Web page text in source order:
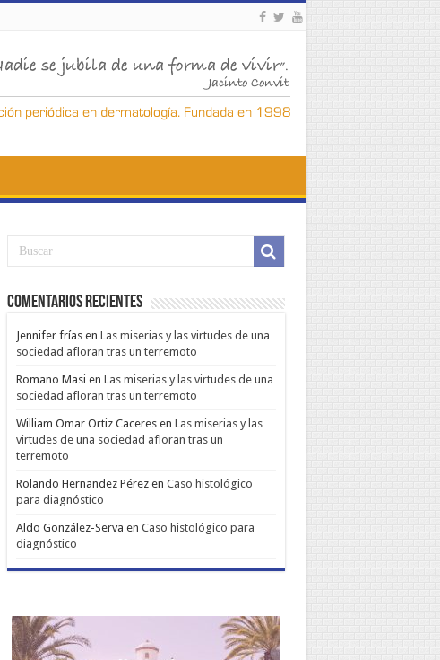
Comentarios Recientes
Jennifer fríasen Las miserias y las virtudes de una
sociedad afloran tras un terremoto
Romano Masi en Las miserias y las virtudes de una
sociedad afloran tras un terremoto
William Omar Ortiz Caceresen Las miserias y las
virtudes de una sociedad afloran tras un
terremoto
Rolando Hernandez Pérezen Caso histológico
para diagnóstico
Aldo González-Serva en Caso histológico para
diagnóstico